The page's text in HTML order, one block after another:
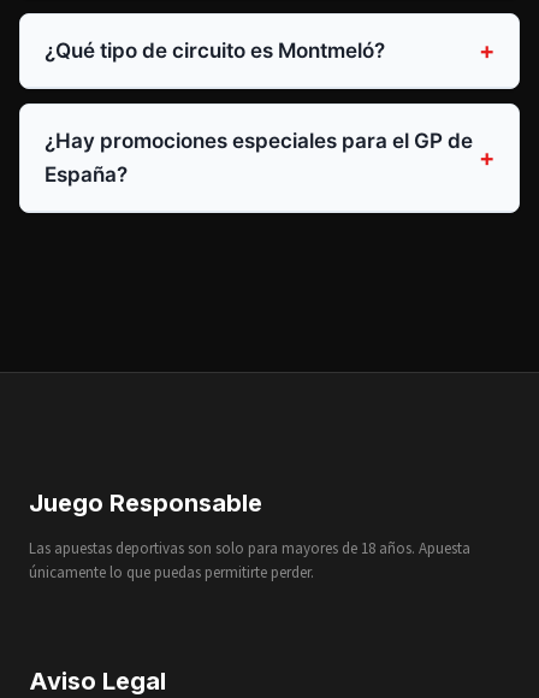
¿Qué tipo de circuito es Montmeló?
¿Hay promociones especiales para el GP de
España?
Juego Responsable
Las apuestas deportivas son solo para mayores de 18 años. Apuesta
únicamente lo que puedas permitirte perder.
Aviso Legal